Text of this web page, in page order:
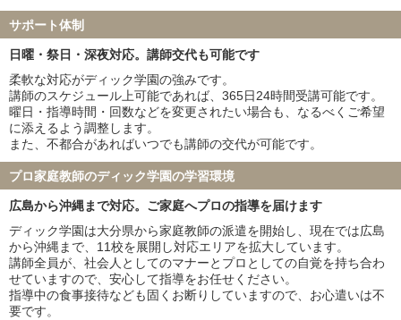
サポート体制
日曜・祭日・深夜対応。講師交代も可能です
柔軟な対応がディック学園の強みです。
講師のスケジュール上可能であれば、365日24時間受講可能です。
曜日・指導時間・回数などを変更されたい場合も、なるべくご希望
に添えるよう調整します。
また、不都合があればいつでも講師の交代が可能です。
プロ家庭教師のディック学園の学習環境
広島から沖縄まで対応。ご家庭へプロの指導を届けます
ディック学園は大分県から家庭教師の派遣を開始し、現在では広島
から沖縄まで、11校を展開し対応エリアを拡大しています。
講師全員が、社会人としてのマナーとプロとしての自覚を持ち合わ
せていますので、安心して指導をお任せください。
指導中の食事接待なども固くお断りしていますので、お心遣いは不
要です。